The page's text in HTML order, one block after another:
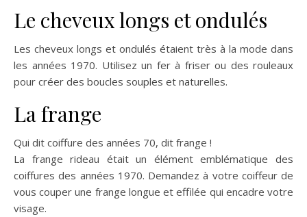
Le cheveux longs et ondulés
Les cheveux longs et ondulés étaient très à la mode dans
les années 1970. Utilisez un fer à friser ou des rouleaux
pour créer des boucles souples et naturelles.
La frange
Qui dit coiffure des années 70, dit frange !
La frange rideau était un élément emblématique des
coiffures des années 1970. Demandez à votre coiffeur de
vous couper une frange longue et effilée qui encadre votre
visage.